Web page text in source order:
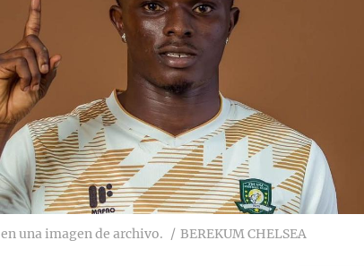
una imagen de archivo. BEREKUM CHELSEA